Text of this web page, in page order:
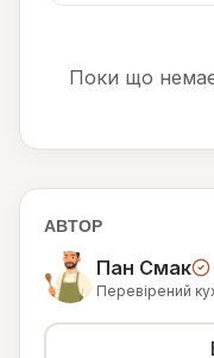
Поки що немає
АВТОР
Пан Смак
Перевірений